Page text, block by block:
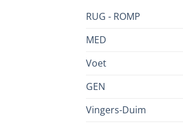
RUG - ROMP
MED
Voet
GEN
Vingers-Duim